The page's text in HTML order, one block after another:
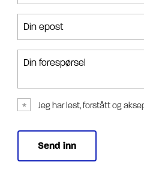
Din epost
Din forespørsel
Jeg har lest, forstått og